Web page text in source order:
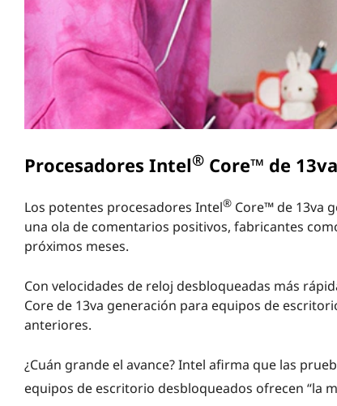
Procesadores Intel® Core™ de
Los potentes procesadores Intel® Core™ de 13va
una ola de comentarios positivos, fabricantes
próximos meses.
Con velocidades de reloj desbloqueadas más
Core de 13va generación para equipos de
anteriores.
¿Cuán grande el avance? Intel afirma que las
equipos de escritorio desbloqueados ofrecen “la